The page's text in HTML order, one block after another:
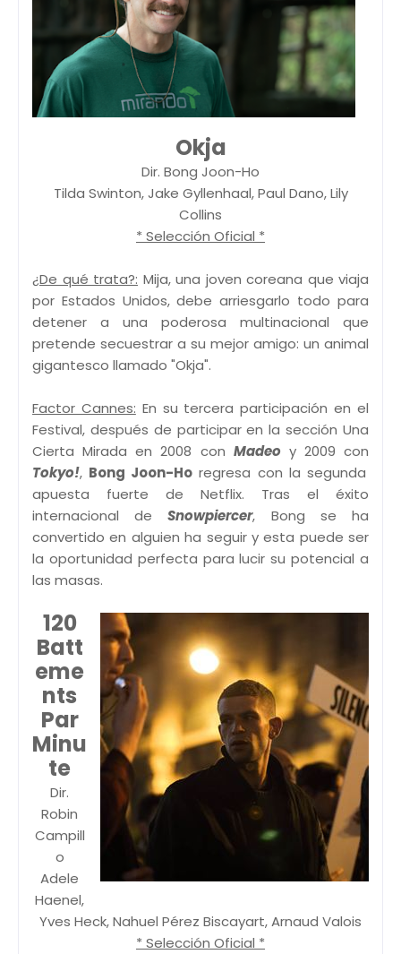
Okja
Dir. Bong Joon-Ho
Tilda Swinton, Jake Gyllenhaal, Paul Dano, Lily
Collins
* Selección Oficial *
¿De qué trata?: Mija, una joven coreana que viaja
por Estados Unidos, debe arriesgarlo todo para
detener a una poderosa multinacional que
pretende secuestrar a su mejor amigo: un animal
gigantesco llamado "Okja".
Factor Cannes: En su tercera participación en el
Festival, después de participar en la sección Una
Cierta Mirada en 2008 con Madeoy 2009 con
Tokyo!, Bong Joon-Ho regresa con la segunda
apuesta fuerte de Netflix. Tras el éxito
internacional deSnowpiercer, Bong se ha
convertido en alguien ha seguir y esta puede ser
la oportunidad perfecta para lucir su potencial a
las masas.
120
Batt
eme
nts
Par
Minu
te
Dir.
Robin
Campill
o
Adele
Haenel,
Yves Heck, Nahuel Pérez Biscayart, Arnaud Valois
* Selección Oficial *